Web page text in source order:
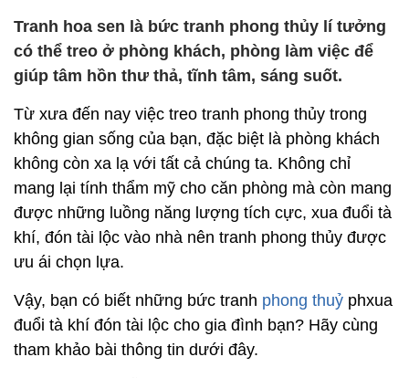
Tranh hoa sen là bức tranh phong thủy lí tưởng
có thể treo ở phòng khách, phòng làm việc để
giúp tâm hồn thư thả, tĩnh tâm, sáng suốt.
Từ xưa đến nay việc treo tranh phong thủy trong
không gian sống của bạn, đặc biệt là phòng khách
không còn xa lạ với tất cả chúng ta. Không chỉ
mang lại tính thẩm mỹ cho căn phòng mà còn mang
được những luồng năng lượng tích cực, xua đuổi tà
khí, đón tài lộc vào nhà nên tranh phong thủy được
ưu ái chọn lựa.
Vậy, bạn có biết những bức tranh phong thuỷ phxua
đuổi tà khí đón tài lộc cho gia đình bạn? Hãy cùng
tham khảo bài thông tin dưới đây.